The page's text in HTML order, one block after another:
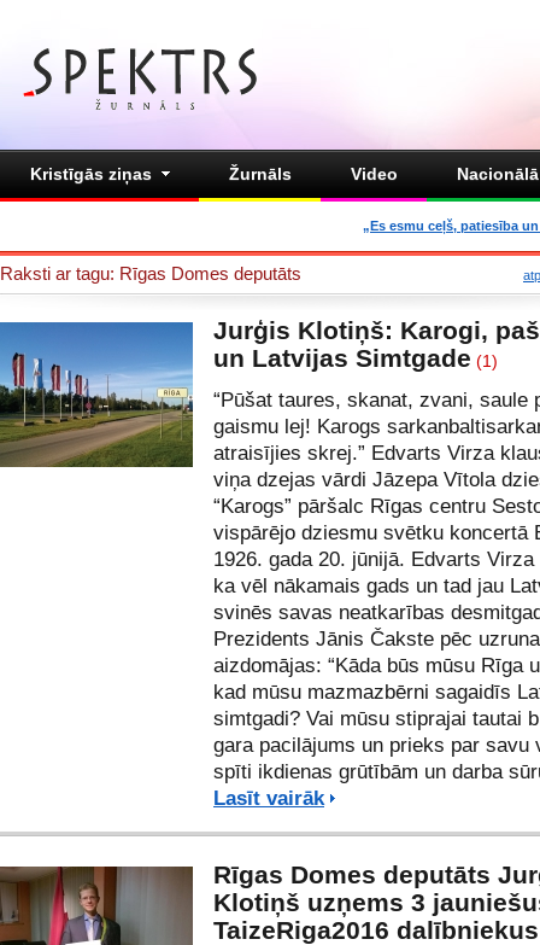
Kristīgās ziņas Žurnāls Video
„Es esmu ceļš, patiesība
Raksti ar tagu: Rīgas Domes deputāts
Jurģis Klotiņš: Karogi,
un Latvijas Simtgade (1)
“Pūšat taures, skanat, zvani, saule
gaismu lej! Karogs
atraisījies skrej.” Edvarts Virza
viņa dzejas vārdi Jāzepa Vītola
“Karogs” pāršalc Rīgas centru
vispārējo dziesmu svētku koncertā
1926. gada 20. jūnijā. Edvarts
ka vēl nākamais gads un tad jau
svinēs savas neatkarības
Prezidents Jānis Čakste pēc
aizdomājas: “Kāda būs mūsu Rīga
kad mūsu mazmazbērni sagaidīs
simtgadi? Vai mūsu stiprajai tautai
gara pacilājums un prieks par savu
spīti ikdienas grūtībām un darba
Lasīt vairāk
Rīgas Domes deputāts
Klotiņš uzņems 3
TaizeRiga2016 dalībniekus